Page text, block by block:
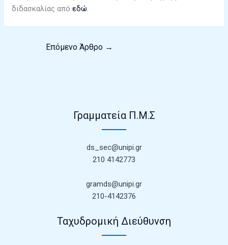
διδασκαλίας απόεδώ
Επόμενο Άρθρο →
Γραμματεία Π.Μ.Σ
ds_sec@unipi.gr
210 4142773
gramds@unipi.gr
210-4142376
Ταχυδρομική Διεύθυνση